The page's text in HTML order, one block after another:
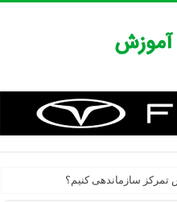
تمرکز سازماندهی کنیم؟